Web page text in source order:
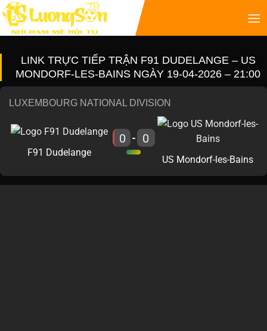
LINK TRỰC TIẾP TRẬN F91 DUDELANGE – US
MONDORF-LES-BAINS NGÀY 19-04-2026 – 21:00
LUXEMBOURG NATIONAL DIVISION
F91 Dudelange
0 - 0
US Mondorf-les-Bains